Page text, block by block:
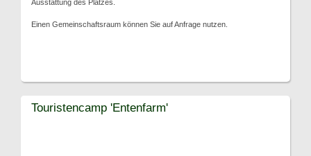
Ausstattung des Platzes.
Einen Gemeinschaftsraum können Sie auf Anfrage nutzen.
Touristencamp 'Entenfarm'